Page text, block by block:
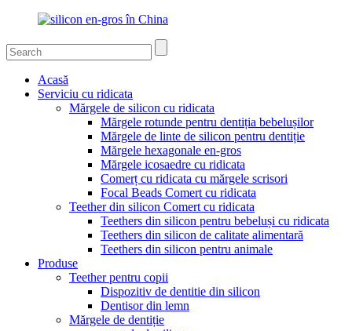
Acasă
Serviciu cu ridicata
Mărgele de silicon cu ridicata
Mărgele rotunde pentru dentiția bebelușilor
Mărgele de linte de silicon pentru dentiție
Mărgele hexagonale en-gros
Mărgele icosaedre cu ridicata
Comerț cu ridicata cu mărgele scrisori
Focal Beads Comert cu ridicata
Teether din silicon Comert cu ridicata
Teethers din silicon pentru bebeluși cu ridicata
Teethers din silicon de calitate alimentară
Teethers din silicon pentru animale
Produse
Teether pentru copii
Dispozitiv de dentitie din silicon
Dentisor din lemn
Mărgele de dentiție